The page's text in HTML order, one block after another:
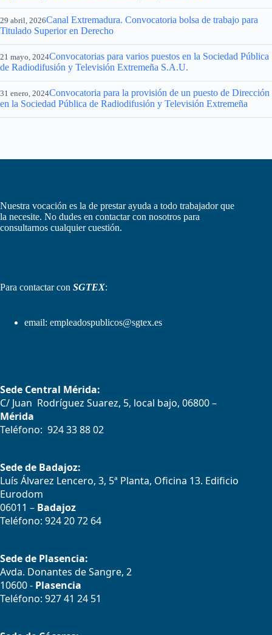
29 abril, 2026Canal Extremadura. Convocatoria bolsa de trabajo para
Titulado Superior en Derecho
21 mayo, 2024Convocatorias para varios puestos en la Sociedad Pública
de Radiodifusión y Televisión Extremeña S.A.U.
31 enero, 2024Convocatoria para la provisión de un puesto de Dirección
en la Sociedad Pública de Radiodifusión y Televisión Extremeña
Nuestra vocación es la de prestar ayuda a todo trabajador que
la necesite. No dudes en contactar con nosotros para
consultarnos cualquier cuestión.
Para contactar con SGTEX:
email: empleadospublicos@sgtex.es
Sede Central Mérida:
C/ Juan Rodríguez Suarez, 5, local bajo, 06800 –
Mérida
Teléfono: 924 33 88 02
Sede de Badajoz:
Luís Álvarez Lencero, 3, 5ª Planta, Oficina 13. Edificio
Eurodom
06011 – Badajoz
Teléfono: 924 20 72 64
Sede de Plasencia:
Avda. Donantes de Sangre, 2
10600 - Plasencia
Teléfono: 927 41 24 51